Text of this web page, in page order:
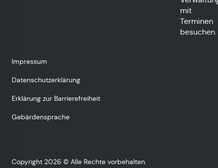
mit
Terminen
besuchen.
Impressum
Datenschutzerklärung
Erklärung zur Barrierefreiheit
Gebärdensprache
Copyright 2026 © Alle Rechte vorbehalten.